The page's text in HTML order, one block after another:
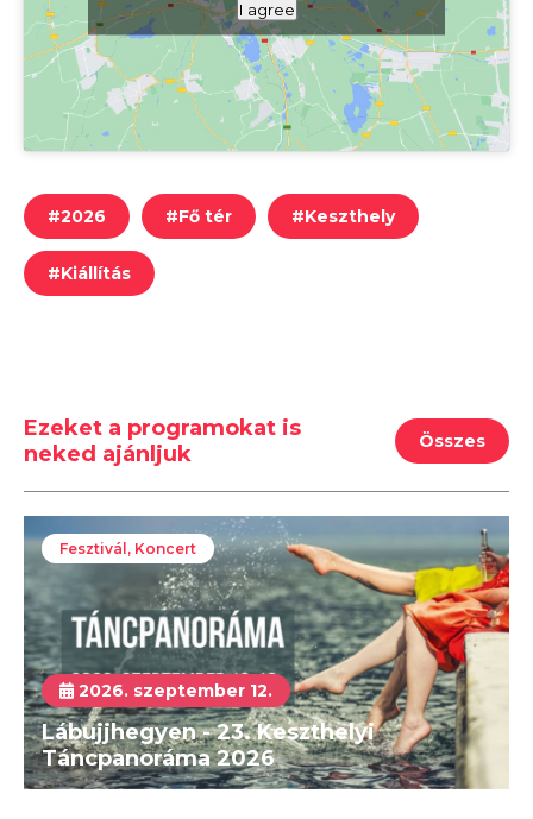
I agree
#2026 #Fő tér #Keszthely
#Kiállítás
Ezeket a programokat is
neked ajánljuk
Összes
Fesztivál, Koncert
2026. szeptember 12.
Lábujjhegyen - 23. Keszthelyi
Táncpanoráma 2026